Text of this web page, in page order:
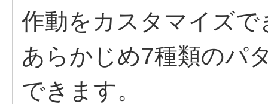
作動をカスタマイズで
あらかじめ7種類のパ
できます。